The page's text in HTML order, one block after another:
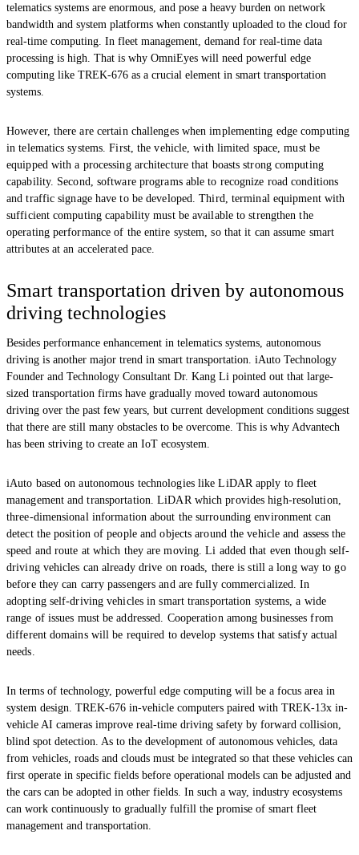
telematics systems are enormous, and pose a heavy burden on network
bandwidth and system platforms when constantly uploaded to the cloud for
real-time computing. In fleet management, demand for real-time data
processing is high. That is why OmniEyes will need powerful edge
computing like TREK-676 as a crucial element in smart transportation
systems.
However, there are certain challenges when implementing edge computing
in telematics systems. First, the vehicle, with limited space, must be
equipped with a processing architecture that boasts strong computing
capability. Second, software programs able to recognize road conditions
and traffic signage have to be developed. Third, terminal equipment with
sufficient computing capability must be available to strengthen the
operating performance of the entire system, so that it can assume smart
attributes at an accelerated pace.
Smart transportation driven by autonomous
driving technologies
Besides performance enhancement in telematics systems, autonomous
driving is another major trend in smart transportation. iAuto Technology
Founder and Technology Consultant Dr. Kang Li pointed out that large-
sized transportation firms have gradually moved toward autonomous
driving over the past few years, but current development conditions suggest
that there are still many obstacles to be overcome. This is why Advantech
has been striving to create an IoT ecosystem.
iAuto based on autonomous technologies like LiDAR apply to fleet
management and transportation. LiDAR which provides high-resolution,
three-dimensional information about the surrounding environment can
detect the position of people and objects around the vehicle and assess the
speed and route at which they are moving. Li added that even though self-
driving vehicles can already drive on roads, there is still a long way to go
before they can carry passengers and are fully commercialized. In
adopting self-driving vehicles in smart transportation systems, a wide
range of issues must be addressed. Cooperation among businesses from
different domains will be required to develop systems that satisfy actual
needs.
In terms of technology, powerful edge computing will be a focus area in
system design. TREK-676 in-vehicle computers paired with TREK-13x in-
vehicle AI cameras improve real-time driving safety by forward collision,
blind spot detection. As to the development of autonomous vehicles, data
from vehicles, roads and clouds must be integrated so that these vehicles can
first operate in specific fields before operational models can be adjusted and
the cars can be adopted in other fields. In such a way, industry ecosystems
can work continuously to gradually fulfill the promise of smart fleet
management and transportation.